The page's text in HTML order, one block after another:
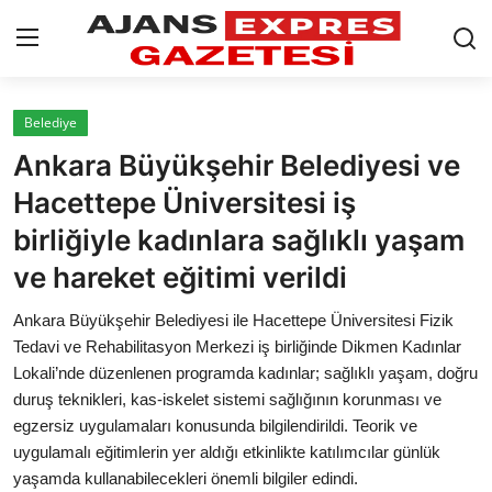
GİRİŞ YAP
AnaSayfa
Eskişehir Siyaset
Siyaset
Türkiye Gündemi
Yerel
Siber Güvenlik
Eğitim
Belediye
Ankara Büyükşehir Belediyesi ve
Hacettepe Üniversitesi iş
birliğiyle kadınlara sağlıklı yaşam
ve hareket eğitimi verildi
Ankara Büyükşehir Belediyesi ile Hacettepe Üniversitesi Fizik
Tedavi ve Rehabilitasyon Merkezi iş birliğinde Dikmen Kadınlar
Lokali’nde düzenlenen programda kadınlar; sağlıklı yaşam, doğru
duruş teknikleri, kas-iskelet sistemi sağlığının korunması ve
egzersiz uygulamaları konusunda bilgilendirildi. Teorik ve
uygulamalı eğitimlerin yer aldığı etkinlikte katılımcılar günlük
yaşamda kullanabilecekleri önemli bilgiler edindi.